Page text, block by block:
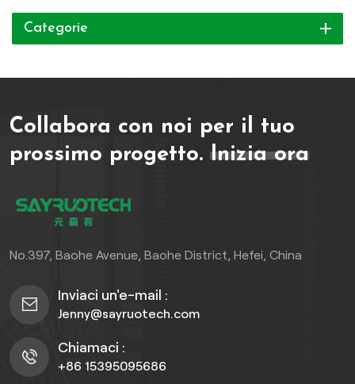
isolamento ottimale.
Categorie
Collabora con noi per il tuo
prossimo progetto. Inizia ora
No.397, Baohe Avenue, Baohe District, Hefei, China
Inviaci un'e-mail :
Jenny@sayruotech.com
Chiamaci :
+86 15395095686